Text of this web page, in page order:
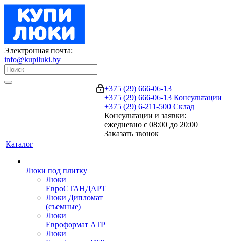
Электронная почта:
info@kupiluki.by
+375 (29) 666-06-13
+375 (29) 666-06-13 Консультации
+375 (29) 6-211-500 Склад
Консультации и заявки:
ежедневно с 08:00 до 20:00
Заказать звонок
Каталог
Люки под плитку
Люки
ЕвроСТАНДАРТ
Люки Дипломат
(съемные)
Люки
Евроформат АТР
Люки